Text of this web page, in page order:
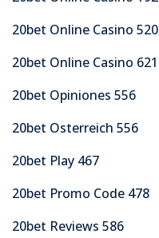
20bet Online Casino 520
20bet Online Casino 621
20bet Opiniones 556
20bet Osterreich 556
20bet Play 467
20bet Promo Code 478
20bet Reviews 586